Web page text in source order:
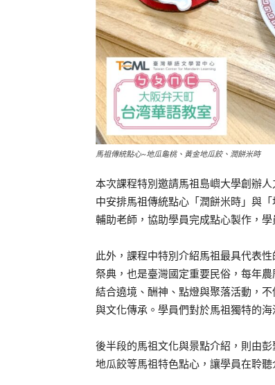
馬祖傳統點心~地瓜龜桃、黃金地瓜餃、潤餅米時
本次課程特別邀請馬祖島嶼大學創辦
中安排馬祖傳統點心「潤餅米時」與
輔助老師，協助學員完成點心製作，
此外，課程中特別介紹馬祖最具代表
祭典，也是臺灣國定重要民俗，每年
結合遶境、酬神、點燈與聚落活動，
與文化傳承。學員們對於馬祖獨特的
後半段的馬祖文化與景點介紹，則由
地瓜餃等馬祖特色點心，讓學員在聆